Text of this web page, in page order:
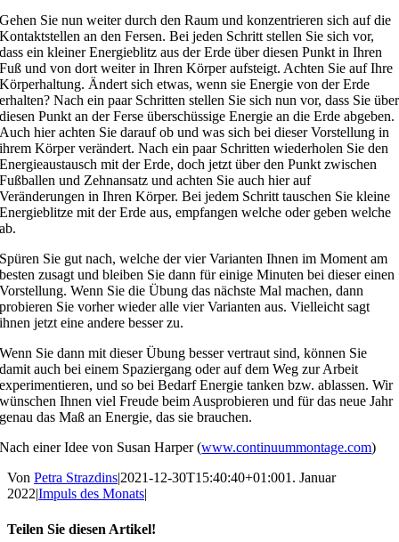
Gehen Sie nun weiter durch den Raum und konzentrieren sich auf die
Kontaktstellen an den Fersen. Bei jeden Schritt stellen Sie sich vor,
dass ein kleiner Energieblitz aus der Erde über diesen Punkt in Ihren
Fuß und von dort weiter in Ihren Körper aufsteigt. Achten Sie auf Ihre
Körperhaltung. Ändert sich etwas, wenn sie Energie von der Erde
erhalten? Nach ein paar Schritten stellen Sie sich nun vor, dass Sie über
diesen Punkt an der Ferse überschüssige Energie an die Erde abgeben.
Auch hier achten Sie darauf ob und was sich bei dieser Vorstellung in
ihrem Körper verändert. Nach ein paar Schritten wiederholen Sie den
Energieaustausch mit der Erde, doch jetzt über den Punkt zwischen
Fußballen und Zehnansatz und achten Sie auch hier auf
Veränderungen in Ihren Körper. Bei jedem Schritt tauschen Sie kleine
Energieblitze mit der Erde aus, empfangen welche oder geben welche
ab.
Spüren Sie gut nach, welche der vier Varianten Ihnen im Moment am
besten zusagt und bleiben Sie dann für einige Minuten bei dieser einen
Vorstellung. Wenn Sie die Übung das nächste Mal machen, dann
probieren Sie vorher wieder alle vier Varianten aus. Vielleicht sagt
ihnen jetzt eine andere besser zu.
Wenn Sie dann mit dieser Übung besser vertraut sind, können Sie
damit auch bei einem Spaziergang oder auf dem Weg zur Arbeit
experimentieren, und so bei Bedarf Energie tanken bzw. ablassen. Wir
wünschen Ihnen viel Freude beim Ausprobieren und für das neue Jahr
genau das Maß an Energie, das sie brauchen.
Nach einer Idee von Susan Harper (www.continuummontage.com)
Von Petra Strazdins|2021-12-30T15:40:40+01:001. Januar
2022|Impuls des Monats|
Teilen Sie diesen Artikel!